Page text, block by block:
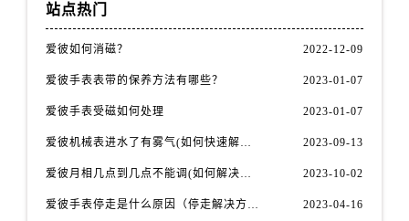
江西省南昌市红谷滩新区红谷中大道998号绿地双子塔（中央广场）A1座办公楼14层1407室爱彼售后服务中心（需提前预约）
站点热门
爱彼如何消磁？ 2022-12-09
爱彼手表表带的保养方法有哪些？ 2023-01-07
爱彼手表受磁如何处理 2023-01-07
爱彼机械表进水了有雾气(如何快速解决问题) 2023-09-13
爱彼月相几点到几点不能调(如何解决问题) 2023-10-02
爱彼手表停走是什么原因（停走解决方法） 2023-04-16